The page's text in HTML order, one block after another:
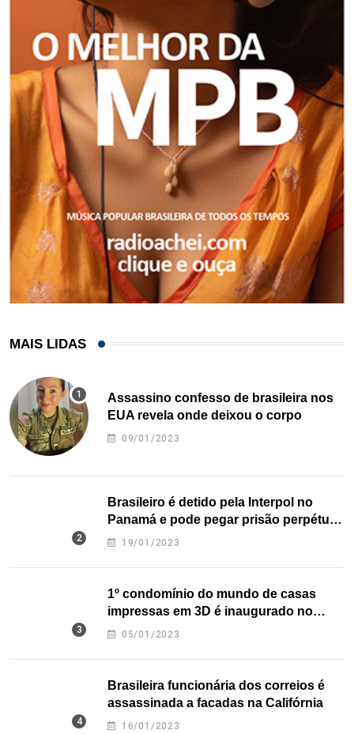
MAIS LIDAS
Assassino confesso de brasileira nos
EUA revela onde deixou o corpo
09/01/2023
Brasileiro é detido pela Interpol no
Panamá e pode pegar prisão perpétua
nos EUA
19/01/2023
1º condomínio do mundo de casas
impressas em 3D é inaugurado no
Texas
05/01/2023
Brasileira funcionária dos correios é
assassinada a facadas na Califórnia
16/01/2023